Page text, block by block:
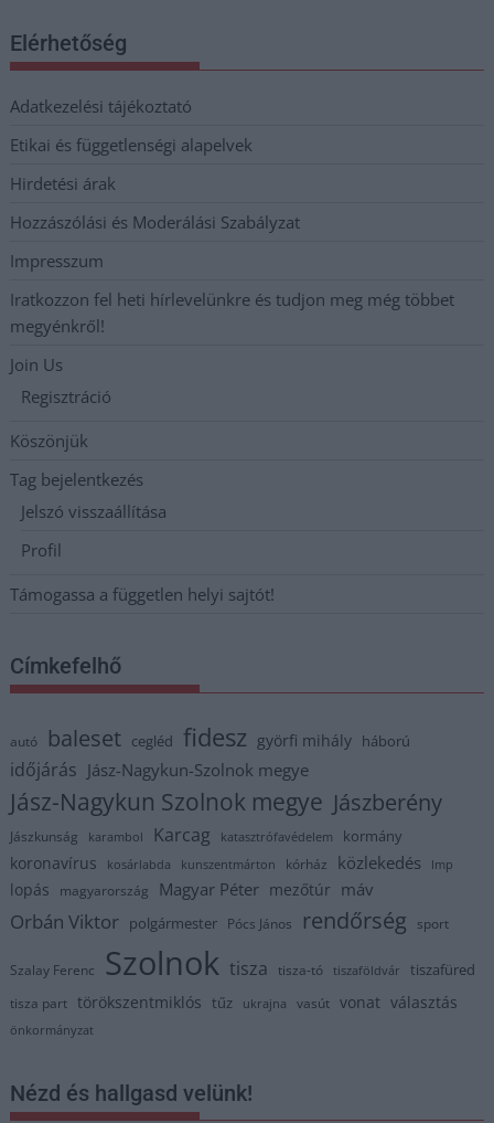
Elérhetőség
Adatkezelési tájékoztató
Etikai és függetlenségi alapelvek
Hirdetési árak
Hozzászólási és Moderálási Szabályzat
Impresszum
Iratkozzon fel heti hírlevelünkre és tudjon meg még többet
megyénkről!
Join Us
Regisztráció
Köszönjük
Tag bejelentkezés
Jelszó visszaállítása
Profil
Támogassa a független helyi sajtót!
Címkefelhő
autó baleset cegléd fidesz györfi mihály háború
időjárás Jász-Nagykun-Szolnok megye
Jász-Nagykun Szolnok megye Jászberény
Jászkunság karambol Karcag katasztrófavédelem kormány
koronavírus kosárlabda kunszentmárton kórház közlekedés lmp
lopás magyarország Magyar Péter mezőtúr máv
Orbán Viktor polgármester Pócs János rendőrség sport
Szalay Ferenc Szolnok tisza tisza-tó tiszaföldvár tiszafüred
tisza part törökszentmiklós tűz ukrajna vasút vonat választás
önkormányzat
Nézd és hallgasd velünk!